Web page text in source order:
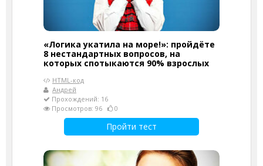
«Логика укатила на море!»: пройдёте
8 нестандартных вопросов, на
которых спотыкаются 90% взрослых
HTML-код
Андрей
Прохождений: 16
Просмотров: 96
0
Пройти тест